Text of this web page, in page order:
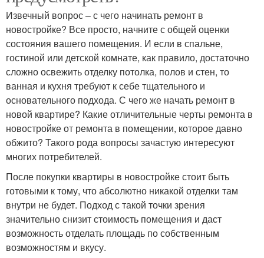
Извечный вопрос – с чего начинать ремонт в
новостройке? Все просто, начните с общей оценки
состояния вашего помещения. И если в спальне,
гостиной или детской комнате, как правило, достаточно
сложно освежить отделку потолка, полов и стен, то
ванная и кухня требуют к себе тщательного и
основательного подхода. С чего же начать ремонт в
новой квартире? Какие отличительные черты ремонта в
новостройке от ремонта в помещении, которое давно
обжито? Такого рода вопросы зачастую интересуют
многих потребителей.
После покупки квартиры в новостройке стоит быть
готовыми к тому, что абсолютно никакой отделки там
внутри не будет. Подход с такой точки зрения
значительно снизит стоимость помещения и даст
возможность отделать площадь по собственным
возможностям и вкусу.